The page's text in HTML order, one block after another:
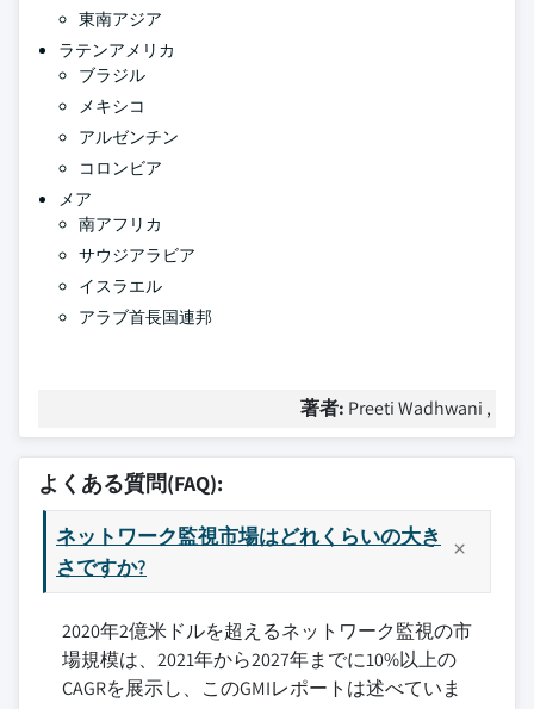
東南アジア
ラテンアメリカ
ブラジル
メキシコ
アルゼンチン
コロンビア
メア
南アフリカ
サウジアラビア
イスラエル
アラブ首長国連邦
著者: Preeti Wadhwani ,
よくある質問(FAQ):
ネットワーク監視市場はどれくらいの大き
さですか?
2020年2億米ドルを超えるネットワーク監視の市
場規模は、2021年から2027年までに10%以上の
CAGRを展示し、このGMIレポートは述べていま